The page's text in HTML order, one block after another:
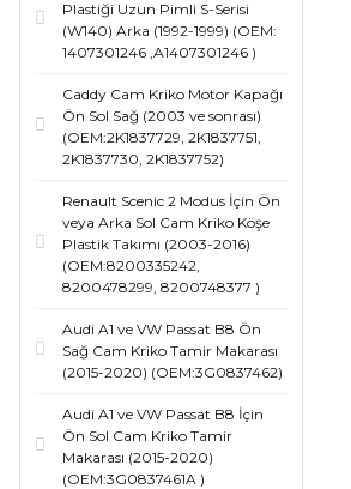
Plastiği Uzun Pimli S-Serisi
(W140) Arka (1992-1999) (OEM:
1407301246 ,A1407301246 )
Caddy Cam Kriko Motor Kapağı
Ön Sol Sağ (2003 ve sonrası)
(OEM:2K1837729, 2K1837751,
2K1837730, 2K1837752)
Renault Scenic 2 Modus İçin Ön
veya Arka Sol Cam Kriko Köşe
Plastik Takımı (2003-2016)
(OEM:8200335242,
8200478299, 8200748377 )
Audi A1 ve VW Passat B8 Ön
Sağ Cam Kriko Tamir Makarası
(2015-2020) (OEM:3G0837462)
Audi A1 ve VW Passat B8 İçin
Ön Sol Cam Kriko Tamir
Makarası (2015-2020)
(OEM:3G0837461A )